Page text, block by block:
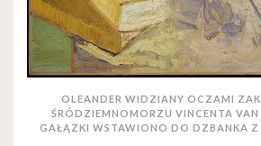
OLEANDER WIDZIANY OCZAMI
ŚRÓDZIEMNOMORZU VINCENTA
GAŁĄZKI WSTAWIONO DO DZBANKA Z